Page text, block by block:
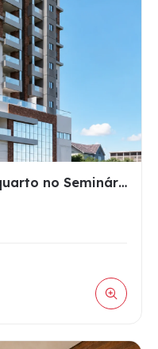
Apartamento 1 suíte + 1 quarto no Seminário em Chapecó com s…